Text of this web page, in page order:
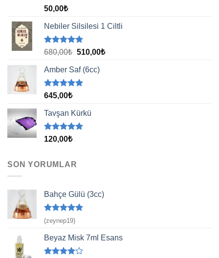
5 üzerinden
5.00
aldı
50,00₺
Nebiler Silsilesi 1 Ciltli
5 üzerinden
oy
aldı
680,00₺ Orijinal
680,00₺.
510,00₺Şu
Amber Saf (6cc)
5 üzerinden
oy
aldı
645,00₺
Tavşan Kürkü
5 üzerinden
oy
120,00₺
SON YORUMLAR
Bahçe Gülü (3cc)
5 üzerinden
5
oy aldı
(zeynep19)
Beyaz Misk 7ml Esans